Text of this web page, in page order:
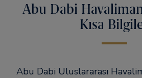
Abu Dabi
Kısa
Abu Dabi Uluslararası